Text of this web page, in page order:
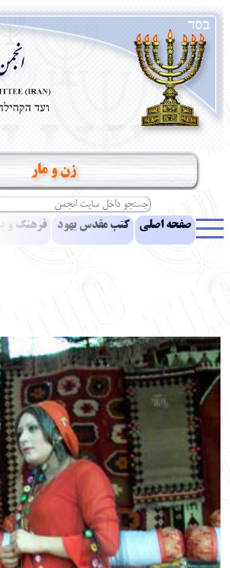
زن و مار
صفحه اصلی کتب مقدس یهود فرهنگ و
English